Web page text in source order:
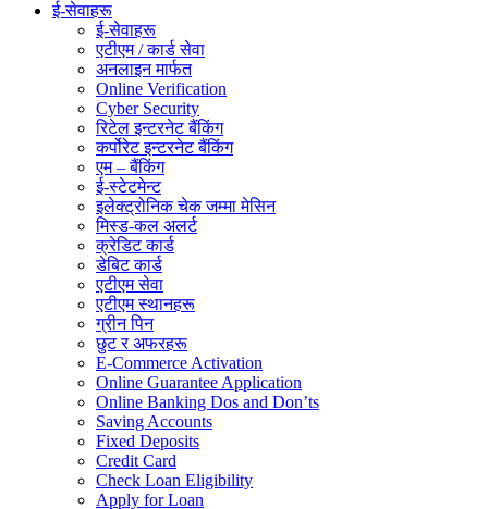
ई-सेवाहरू
ई-सेवाहरू
एटीएम / कार्ड सेवा
अनलाइन मार्फत
Online Verification
Cyber Security
रिटेल इन्टरनेट बैंकिंग
कर्पोरेट इन्टरनेट बैंकिंग
एम – बैंकिंग
ई-स्टेटमेन्ट
इलेक्ट्रोनिक चेक जम्मा मेसिन
मिस्ड-कल अलर्ट
क्रेडिट कार्ड
डेबिट कार्ड
एटीएम सेवा
एटीएम स्थानहरू
ग्रीन पिन
छुट र अफरहरू
E-Commerce Activation
Online Guarantee Application
Online Banking Dos and Don’ts
Saving Accounts
Fixed Deposits
Credit Card
Check Loan Eligibility
Apply for Loan